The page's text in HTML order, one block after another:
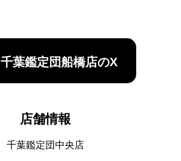
千葉鑑定団船橋店のX
店舗情報
千葉鑑定団中央店